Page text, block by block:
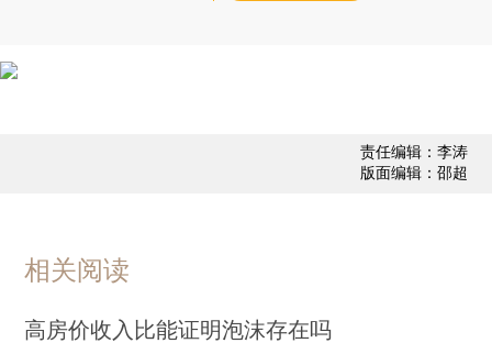
责任编辑：李涛
版面编辑：邵超
相关阅读
高房价收入比能证明泡沫存在吗